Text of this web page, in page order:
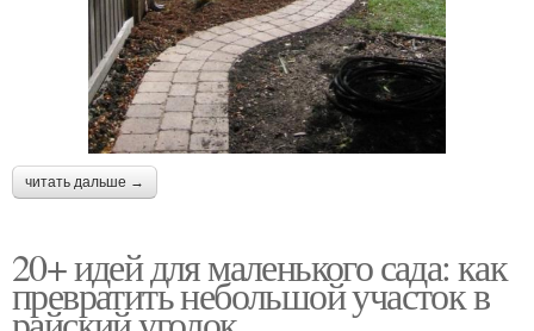
читать дальше →
20+ идей для маленького сада: как
превратить небольшой участок в